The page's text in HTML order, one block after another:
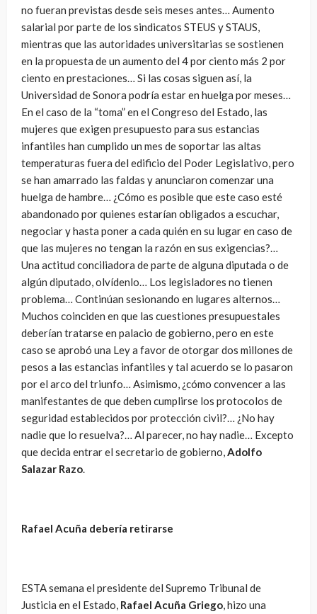
no fueran previstas desde seis meses antes… Aumento
salarial por parte de los sindicatos STEUS y STAUS,
mientras que las autoridades universitarias se sostienen
en la propuesta de un aumento del 4 por ciento más 2 por
ciento en prestaciones… Si las cosas siguen así, la
Universidad de Sonora podría estar en huelga por meses…
En el caso de la “toma” en el Congreso del Estado, las
mujeres que exigen presupuesto para sus estancias
infantiles han cumplido un mes de soportar las altas
temperaturas fuera del edificio del Poder Legislativo, pero
se han amarrado las faldas y anunciaron comenzar una
huelga de hambre… ¿Cómo es posible que este caso esté
abandonado por quienes estarían obligados a escuchar,
negociar y hasta poner a cada quién en su lugar en caso de
que las mujeres no tengan la razón en sus exigencias?…
Una actitud conciliadora de parte de alguna diputada o de
algún diputado, olvídenlo… Los legisladores no tienen
problema… Continúan sesionando en lugares alternos…
Muchos coinciden en que las cuestiones presupuestales
deberían tratarse en palacio de gobierno, pero en este
caso se aprobó una Ley a favor de otorgar dos millones de
pesos a las estancias infantiles y tal acuerdo se lo pasaron
por el arco del triunfo… Asimismo, ¿cómo convencer a las
manifestantes de que deben cumplirse los protocolos de
seguridad establecidos por protección civil?… ¿No hay
nadie que lo resuelva?… Al parecer, no hay nadie… Excepto
que decida entrar el secretario de gobierno,Adolfo
Salazar Razo.
Rafael Acuña debería retirarse
ESTA semana el presidente del Supremo Tribunal de
Justicia en el Estado, Rafael Acuña Griego, hizo una